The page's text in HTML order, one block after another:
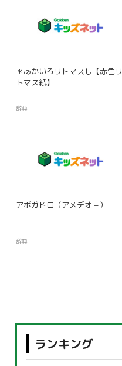
＊あかいろリトマスし【赤色リ
トマス紙】
辞典
アボガドロ（アメデオ＝）
辞典
ランキング